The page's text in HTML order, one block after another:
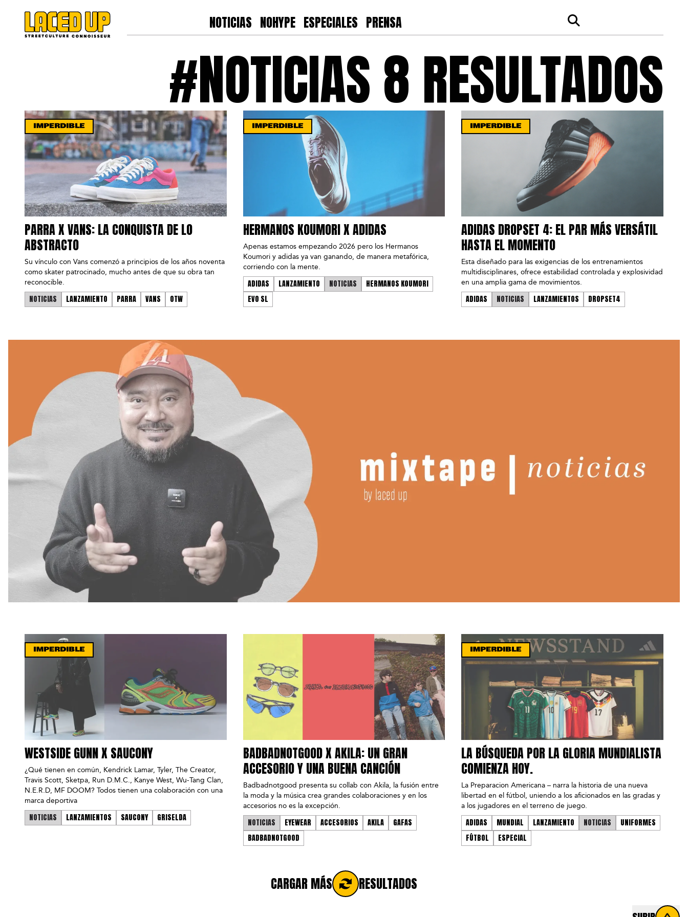
NOTICIAS NOHYPE ESPECIALES PRENSA
#NOTICIAS 8 RESULTADOS
PARRA X VANS: LA CONQUISTA DE LO
ABSTRACTO
Su vínculo con Vans comenzó a principios de los años noventa
como skater patrocinado, mucho antes de que su obra tan
reconocible.
NOTICIAS LANZAMIENTO PARRA VANS OTW
HERMANOS KOUMORI X ADIDAS
Apenas estamos empezando 2026 pero los Hermanos
Koumori y adidas ya van ganando, de manera metafórica,
corriendo con la mente.
ADIDAS LANZAMIENTO NOTICIAS
HERMANOS KOUMORI
EVO SL
ADIDAS DROPSET 4: EL PAR MÁS VERSÁTIL
HASTA EL MOMENTO
Esta diseñado para las exigencias de los entrenamientos
multidisciplinares, ofrece estabilidad controlada y explosividad
en una amplia gama de movimientos.
ADIDAS NOTICIAS LANZAMIENTOS DROPSET4
WESTSIDE GUNN X SAUCONY
¿Qué tienen en común, Kendrick Lamar, Tyler, The Creator,
Travis Scott, Sketpa, Run D.M.C., Kanye West, Wu-Tang Clan,
N.E.R.D, MF DOOM? Todos tienen una colaboración con una
marca deportiva
NOTICIAS LANZAMIENTOS SAUCONY GRISELDA
BADBADNOTGOOD X AKILA: UN GRAN
ACCESORIO Y UNA BUENA CANCIÓN
Badbadnotgood presenta su collab con Akila, la fusión entre
la moda y la música crea grandes colaboraciones y en los
accesorios no es la excepción.
NOTICIAS EYEWEAR ACCESORIOS AKILA
GAFAS
BADBADNOTGOOD
LA BÚSQUEDA POR LA GLORIA MUNDIALISTA
COMIENZA HOY.
La Preparacion Americana – narra la historia de una nueva
libertad en el fútbol, ​​uniendo a los aficionados en las gradas y
a los jugadores en el terreno de juego.
ADIDAS MUNDIAL LANZAMIENTO NOTICIAS
UNIFORMES
FÚTBOL
ESPECIAL
CARGAR MÁS RESULTADOS